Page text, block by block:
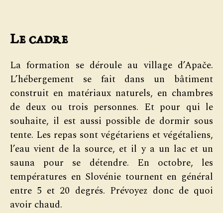
Le cadre
La formation se déroule au village d’Apače.
L’hébergement se fait dans un bâtiment
construit en matériaux naturels, en chambres
de deux ou trois personnes. Et pour qui le
souhaite, il est aussi possible de dormir sous
tente. Les repas sont végétariens et végétaliens,
l’eau vient de la source, et il y a un lac et un
sauna pour se détendre. En octobre, les
températures en Slovénie tournent en général
entre 5 et 20 degrés. Prévoyez donc de quoi
avoir chaud.